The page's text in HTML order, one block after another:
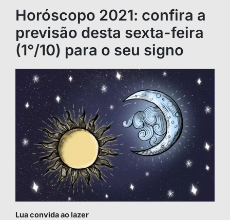
Horóscopo 2021: confira a
previsão desta sexta-feira
(1°/10) para o seu signo
Lua convida ao lazer